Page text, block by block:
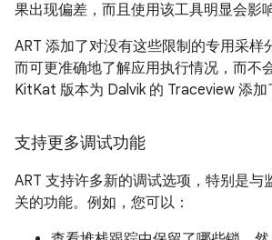
果出现偏差，而且使用该工具明显会影
ART 添加了对没有这些限制的专用采样
而可更准确地了解应用执行情况，而不
KitKat 版本为 Dalvik 的 Traceview 添加
支持更多调试功能
ART 支持许多新的调试选项，特别是与
关的功能。例如，您可以：